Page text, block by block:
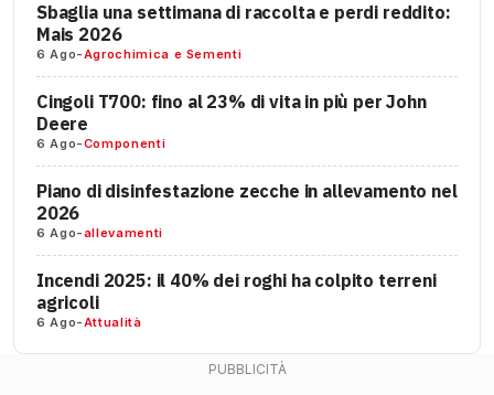
Sbaglia una settimana di raccolta e perdi reddito:
Mais 2026
6 Ago-Agrochimica e Sementi
Cingoli T700: fino al 23% di vita in più per John
Deere
6 Ago-Componenti
Piano di disinfestazione zecche in allevamento nel
2026
6 Ago-allevamenti
Incendi 2025: il 40% dei roghi ha colpito terreni
agricoli
6 Ago-Attualità